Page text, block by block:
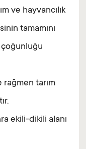
ve hayvancılık
tamamını
çoğunluğu
rağmen tarım
ekili-dikili alanı